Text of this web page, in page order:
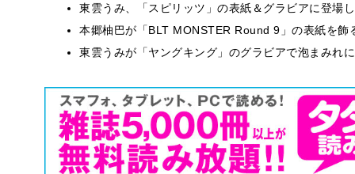
東雲うみ、「スピリッツ」の表紙＆グラビアに登場
本郷柚巴が「BLT MONSTER Round 9」の表紙を
東雲うみが「ヤングキング」のグラビアで泡まみれ